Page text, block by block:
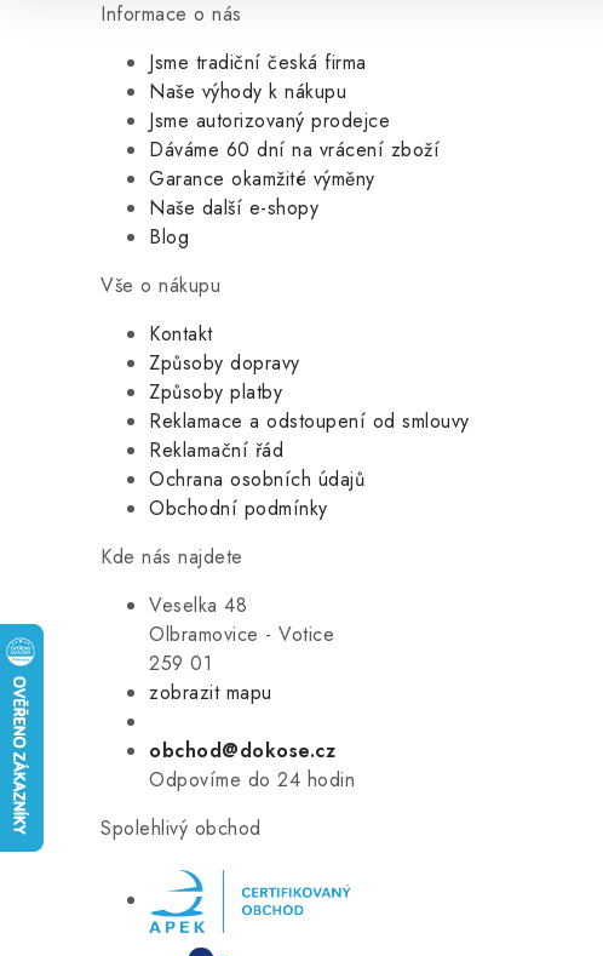
Informace o nás
Jsme tradiční česká firma
Naše výhody k nákupu
Jsme autorizovaný prodejce
Dáváme 60 dní na vrácení zboží
Garance okamžité výměny
Naše další e-shopy
Blog
Vše o nákupu
Kontakt
Způsoby dopravy
Způsoby platby
Reklamace a odstoupení od smlouvy
Reklamační řád
Ochrana osobních údajů
Obchodní podmínky
Kde nás najdete
Veselka 48
Olbramovice - Votice
259 01
zobrazit mapu
obchod@dokose.cz
Odpovíme do 24 hodin
Spolehlivý obchod